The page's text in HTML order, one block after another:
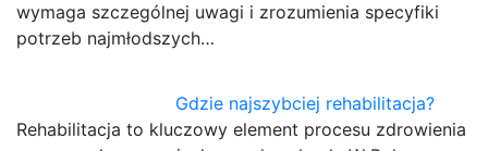
wymaga szczególnej uwagi i zrozumienia specyfiki
potrzeb najmłodszych…
Gdzie najszybciej rehabilitacja?
Rehabilitacja to kluczowy element procesu zdrowienia